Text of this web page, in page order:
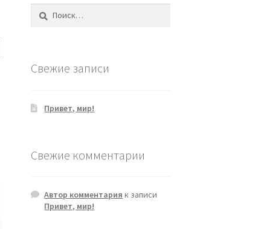
Найти:
Свежие записи
Привет, мир!
Свежие комментарии
Автор комментария к записи
Привет, мир!